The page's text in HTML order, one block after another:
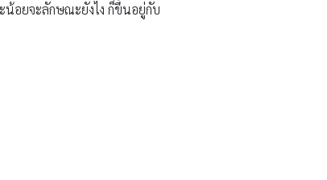
อยจะลักษณะยังไง ก็ขึ้นอยู่กับ